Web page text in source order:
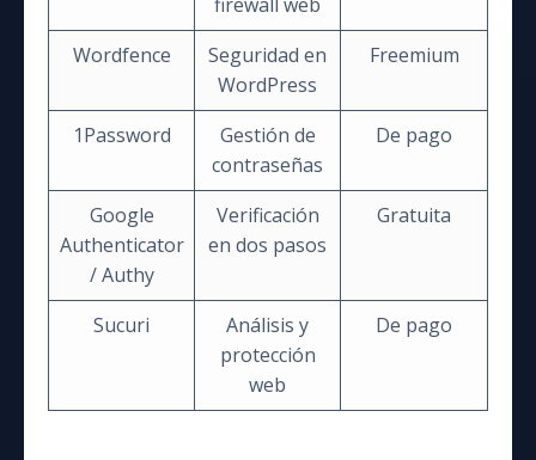
Wordfence
Seguridad en
WordPress
Freemium
1Password
Gestión de
contraseñas
De pago
Google
Authenticator
/ Authy
Verificación
en dos pasos
Gratuita
Sucuri
Análisis y
protección
web
De pago